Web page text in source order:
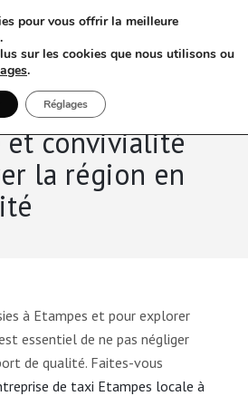
et convivialité
la région en
à Etampes et pour explorer
essentiel de ne pas négliger
de qualité. Faites-vous
de taxi Etampes locale à
pour vous offrir la meilleure
sur les cookies que nous utilisons ou
.
Réglages